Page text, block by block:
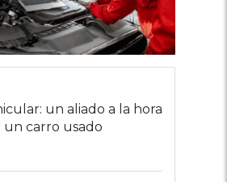
un aliado a la hora
carro usado